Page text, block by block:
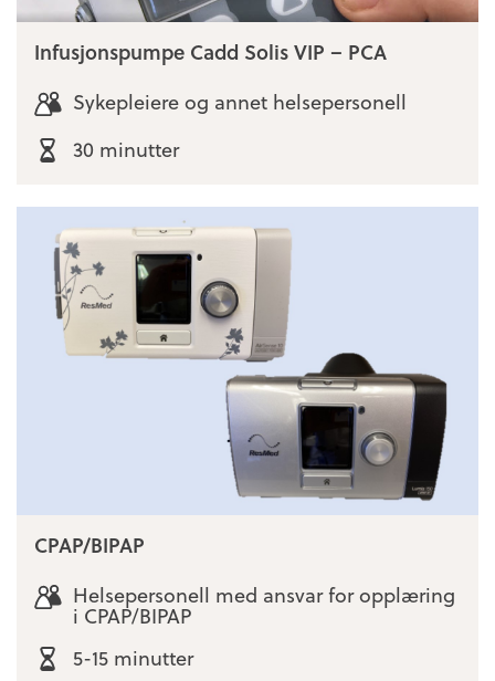
Infusjonspumpe Cadd Solis VIP – PCA
Sykepleiere og annet helsepersonell
30 minutter
CPAP/BIPAP
Helsepersonell med ansvar for opplæring
i CPAP/BIPAP
5-15 minutter